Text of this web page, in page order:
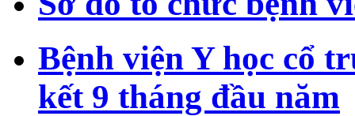
Bệnh viện Y học cổ
kết 9 tháng đầu năm